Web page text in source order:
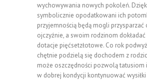
wychowywania nowych pokoleń.
symbolicznie opodatkowani ich
przyjemnością będą mogli
ojczyźnie, a swoim rodzinom
dotacje pięćsetzłotowe. Co rok
chętnie podzielą się dochodem z
może oszczędności pozwolą tatusiom
w dobrej kondycji kontynuować wysiłki